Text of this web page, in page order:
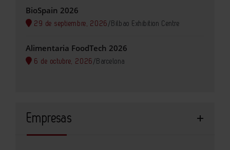
BioSpain 2026
29 de septiembre, 2026 / Bilbao Exhibition Centre
Alimentaria FoodTech 2026
6 de octubre, 2026 / Barcelona
Empresas